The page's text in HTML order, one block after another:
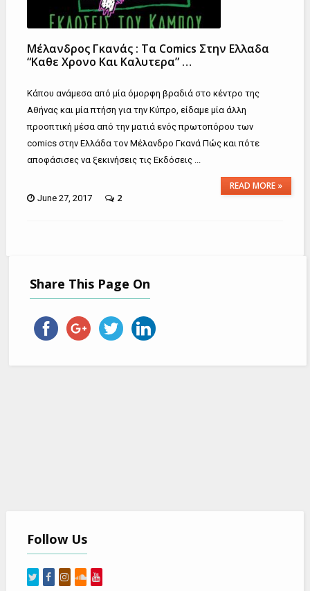
Μέλανδρος Γκανάς : Τα Comics Στην Ελλαδα
“Καθε Χρονο Και Καλυτερα” …
Κάπου ανάμεσα από μία όμορφη βραδιά στο κέντρο της
Αθήνας και μία πτήση για την Κύπρο, είδαμε μία άλλη
προοπτική μέσα από την ματιά ενός πρωτοπόρου των
comics στην Ελλάδα τον Μέλανδρο Γκανά Πώς και πότε
αποφάσισες να ξεκινήσεις τις Eκδόσεις ...
READ MORE »
June 27, 2017 2
Share This Page On
Follow Us